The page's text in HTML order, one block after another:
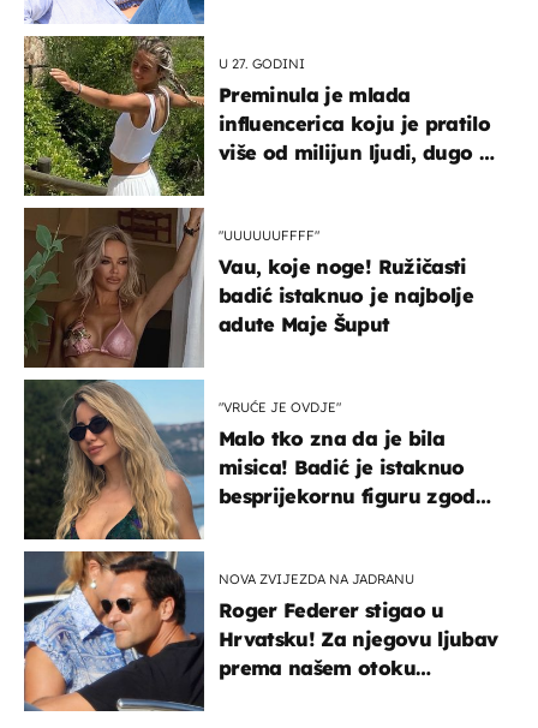
U 27. GODINI
Preminula je mlada
influencerica koju je pratilo
više od milijun ljudi, dugo se
"UUUUUUFFFF"
Vau, koje noge! Ružičasti
badić istaknuo je najbolje
adute Maje Šuput
"VRUĆE JE OVDJE"
Malo tko zna da je bila
misica! Badić je istaknuo
besprijekornu figuru zgodne
NOVA ZVIJEZDA NA JADRANU
Roger Federer stigao u
Hrvatsku! Za njegovu ljubav
prema našem otoku